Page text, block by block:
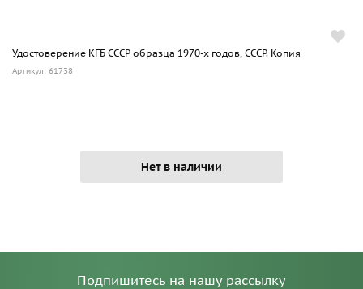
Удостоверение КГБ СССР образца 1970-х годов, СССР. Копия
Артикул: 61738
Нет в наличии
Подпишитесь на нашу рассылку